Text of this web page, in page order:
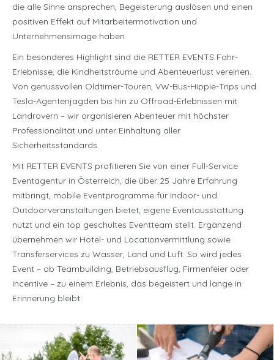
die alle Sinne ansprechen, Begeisterung auslösen und einen
positiven Effekt auf Mitarbeitermotivation und
Unternehmensimage haben.
Ein besonderes Highlight sind die RETTER EVENTS Fahr-
Erlebnisse, die Kindheitsträume und Abenteuerlust vereinen.
Von genussvollen Oldtimer-Touren, VW-Bus-Hippie-Trips und
Tesla-Agentenjagden bis hin zu Offroad-Erlebnissen mit
Landrovern – wir organisieren Abenteuer mit höchster
Professionalität und unter Einhaltung aller
Sicherheitsstandards.
Mit RETTER EVENTS profitieren Sie von einer Full-Service
Eventagentur in Österreich, die über 25 Jahre Erfahrung
mitbringt, mobile Eventprogramme für Indoor- und
Outdoorveranstaltungen bietet, eigene Eventausstattung
nutzt und ein top geschultes Eventteam stellt. Ergänzend
übernehmen wir Hotel- und Locationvermittlung sowie
Transferservices zu Wasser, Land und Luft. So wird jedes
Event – ob Teambuilding, Betriebsausflug, Firmenfeier oder
Incentive – zu einem Erlebnis, das begeistert und lange in
Erinnerung bleibt.